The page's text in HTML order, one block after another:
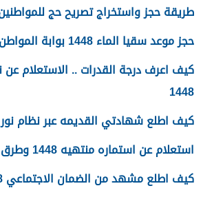
طريقة حجز واستخراج تصريح حج للمواطنين
حجز موعد سقيا الماء 1448 بوابة المواطن
كيف اعرف درجة القدرات .. الاستعلام عن
1448
كيف اطلع شهادتي القديمه عبر نظام نور 1448
استعلام عن استماره منتهيه 1448 وطرق تجديدها
كيف اطلع مشهد من الضمان الاجتماعي 1448